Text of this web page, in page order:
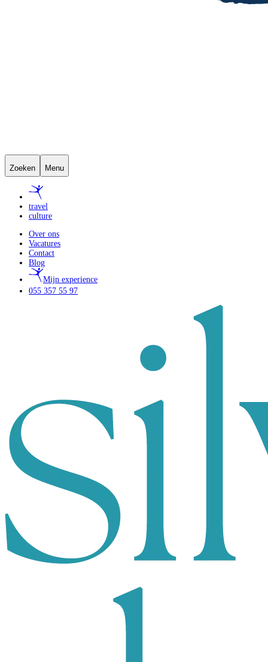
Zoeken Menu
travel
culture
Over ons
Vacatures
Contact
Blog
Mijn experience
055 357 55 97